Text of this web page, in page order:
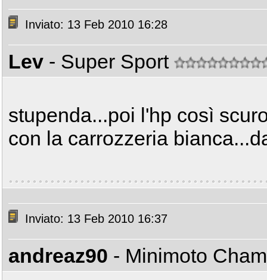
Inviato: 13 Feb 2010 16:28
Lev - Super Sport
stupenda...poi l'hp così
con la carrozzeria
Inviato: 13 Feb 2010 16:37
andreaz90 - Minimoto